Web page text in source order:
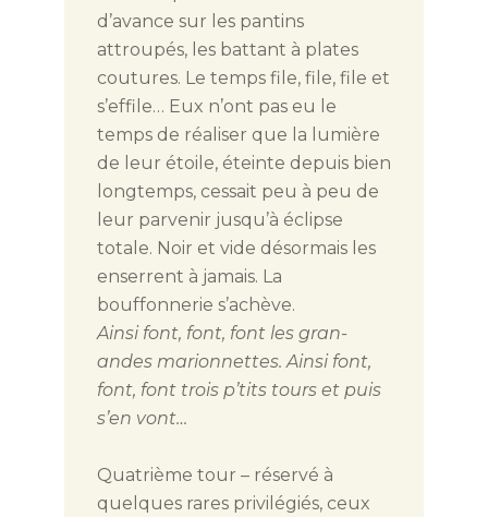
d’avance sur les pantins
attroupés, les battant à plates
coutures. Le temps file, file, file et
s’effile… Eux n’ont pas eu le
temps de réaliser que la lumière
de leur étoile, éteinte depuis bien
longtemps, cessait peu à peu de
leur parvenir jusqu’à éclipse
totale. Noir et vide désormais les
enserrent à jamais. La
bouffonnerie s’achève.
Ainsi font, font, font les gran-
andes marionnettes. Ainsi font,
font, font trois p’tits tours et puis
s’en vont…
Quatrième tour – réservé à
quelques rares privilégiés, ceux